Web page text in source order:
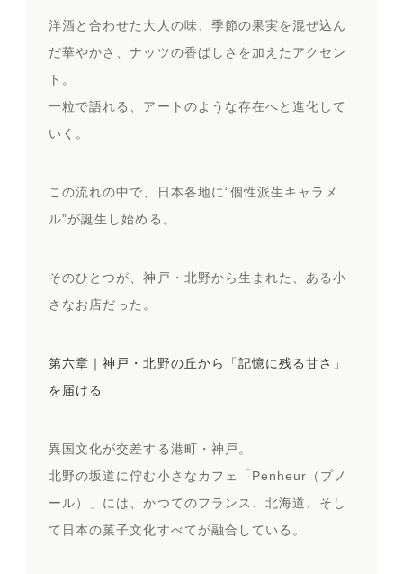
洋酒と合わせた大人の味、季節の果実を混ぜ込ん
だ華やかさ、ナッツの香ばしさを加えたアクセン
ト。
一粒で語れる、アートのような存在へと進化して
いく。
この流れの中で、日本各地に“個性派生キャラメ
ル”が誕生し始める。
そのひとつが、神戸・北野から生まれた、ある小
さなお店だった。
第六章｜神戸・北野の丘から「記憶に残る甘さ」
を届ける
異国文化が交差する港町・神戸。
北野の坂道に佇む小さなカフェ「Penheur（プノ
ール）」には、かつてのフランス、北海道、そし
て日本の菓子文化すべてが融合している。